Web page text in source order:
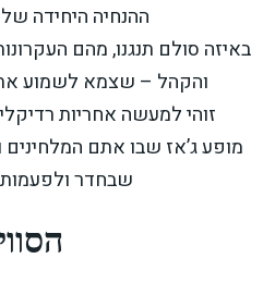
ההנחיה היחידה
באיזה סולם תנגנו, מהם
והקהל – שצמא לשמוע
זוהי למעשה אחריות
מופע ג’אז שבו אתם המלחינים
שבחדר